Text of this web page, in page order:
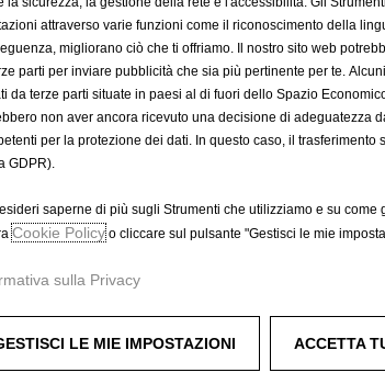
c
e
i
s
1
,
2
I
V
A
Q
u
a
n
t
i
y
u
t
Compra ora,
limitando la vista nel vano posteriore.
dai raggi di sole diretti
attraverso varie funzioni come il riconoscimento della
migliorano ciò che ti offriamo. Il nostro sito web
parti per inviare pubblicità che sia più pertinente per te.
da terze parti situate in paesi al di fuori dello Spazio
non aver ancora ricevuto una decisione di adeguatezza
per la protezione dei dati. In questo caso, il trasferimento
GDPR).
saperne di più sugli Strumenti che utilizziamo e su come
Cookie Policyo cliccare sul pulsante "Gestisci le mie
sulla Privacy
GESTISCI LE MIE IMPOSTAZIONI ACCETTA